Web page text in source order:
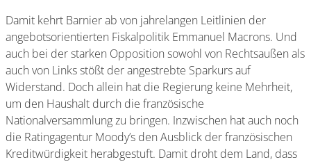
Damit kehrt Barnier ab von jahrelangen Leitlinien der
angebotsorientierten Fiskalpolitik Emmanuel Macrons. Und
auch bei der starken Opposition sowohl von Rechtsaußen als
auch von Links stößt der angestrebte Sparkurs auf
Widerstand. Doch allein hat die Regierung keine Mehrheit,
um den Haushalt durch die französische
Nationalversammlung zu bringen. Inzwischen hat auch noch
die Ratingagentur Moody’s den Ausblick der französischen
Kreditwürdigkeit herabgestuft. Damit droht dem Land, dass